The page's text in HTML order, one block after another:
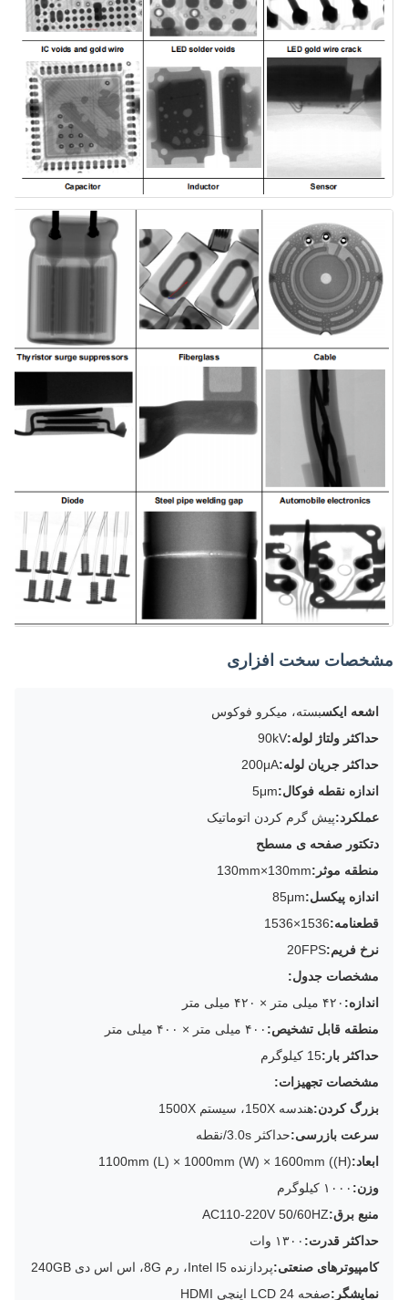
مشخصات سخت افزاری
اشعه ایکسبسته، میکرو فوکوس
حداکثر ولتاژ لوله:90kV
حداکثر جریان لوله:200μA
اندازه نقطه فوکال:5μm
عملکرد:پیش گرم کردن اتوماتیک
دتکتور صفحه ی مسطح
منطقه موثر:130mm×130mm
اندازه پیکسل:85μm
قطعنامه:1536×1536
نرخ فریم:20FPS
مشخصات جدول:
اندازه: ۴۲۰ میلی متر × ۴۲۰ میلی متر
منطقه قابل تشخیص: ۴۰۰ میلی متر × ۴۰۰ میلی متر
حداکثر بار:15 کیلوگرم
مشخصات تجهیزات:
بزرگ کردن:هندسه 150X، سیستم 1500X
سرعت بازرسی:حداکثر 3.0s/نقطه
ابعاد:1100mm (L) × 1000mm (W) × 1600mm ((H)
وزن: ۱۰۰۰ کیلوگرم
منبع برق:AC110-220V 50/60HZ
حداکثر قدرت: ۱۳۰۰ وات
کامپیوترهای صنعتی:پردازنده Intel I5، رم 8G، اس اس دی 240GB
نمایشگر:صفحه LCD 24 اینچی HDMI